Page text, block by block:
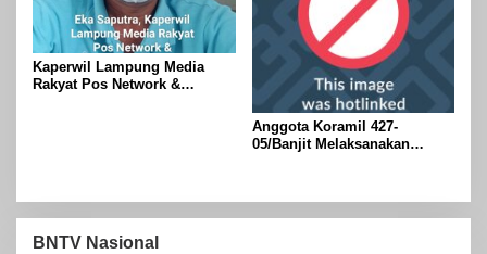
Kaperwil Lampung Media
Rakyat Pos Network &
Anggota Koramil 427-
05/Banjit Melaksanakan
BNTV Nasional